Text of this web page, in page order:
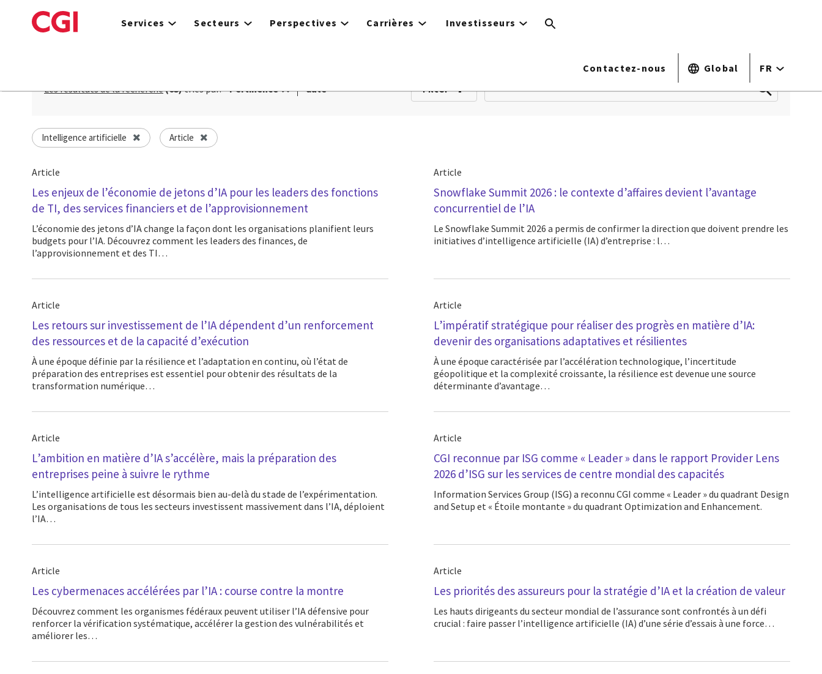
to
Services Secteurs Perspectives Carrières Investisseurs
Contactez-nous Global
FR
Les résultats de la recherche(63)triés par: Pertinence date Filter
Intelligence artificielle Article
Article
Les enjeux de l’économie de jetons d’IA pour les leaders des fonctions
de TI, des services financiers et de l’approvisionnement
L’économie des jetons d’IA change la façon dont les organisations planifient leurs
budgets pour l’IA. Découvrez comment les leaders des finances, de
l’approvisionnement et des TI…
Article
Snowflake Summit 2026 : le contexte d’affaires devient l’avantage
concurrentiel de l’IA
Le Snowflake Summit 2026 a permis de confirmer la direction que doivent prendre les
initiatives d’intelligence artificielle (IA) d’entreprise : l…
Article
Les retours sur investissement de l’IA dépendent d’un renforcement
des ressources et de la capacité d’exécution
À une époque définie par la résilience et l’adaptation en continu, où l’état de
préparation des entreprises est essentiel pour obtenir des résultats de la
transformation numérique…
Article
L’impératif stratégique pour réaliser des progrès en matière d’IA:
devenir des organisations adaptatives et résilientes
À une époque caractérisée par l’accélération technologique, l’incertitude
géopolitique et la complexité croissante, la résilience est devenue une source
déterminante d’avantage…
Article
L’ambition en matière d’IA s’accélère, mais la préparation des
entreprises peine à suivre le rythme
L’intelligence artificielle est désormais bien au-delà du stade de l’expérimentation.
Les organisations de tous les secteurs investissent massivement dans l’IA, déploient
l’IA…
Article
CGI reconnue par ISG comme « Leader » dans le rapport Provider Lens
2026 d’ISG sur les services de centre mondial des capacités
Information Services Group (ISG) a reconnu CGI comme « Leader » du quadrant Design
and Setup et « Étoile montante » du quadrant Optimization and Enhancement.
Article
Les cybermenaces accélérées par l’IA : course contre la montre
Découvrez comment les organismes fédéraux peuvent utiliser l’IA défensive pour
renforcer la vérification systématique, accélérer la gestion des vulnérabilités et
améliorer les…
Article
Les priorités des assureurs pour la stratégie d’IA et la création de valeur
Les hauts dirigeants du secteur mondial de l’assurance sont confrontés à un défi
crucial : faire passer l’intelligence artificielle (IA) d’une série d’essais à une force…